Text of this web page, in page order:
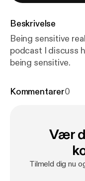
Beskrivelse
Being sensitive
podcast I discuss
being sensitive.
Kommentarer0
Vær
Tilmeld dig nu